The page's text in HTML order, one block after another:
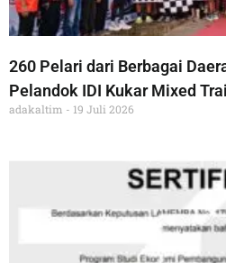
260 Pelari dari Berbagai
Pelandok IDI Kukar Mixed
adakaltim 19 Juli 2026